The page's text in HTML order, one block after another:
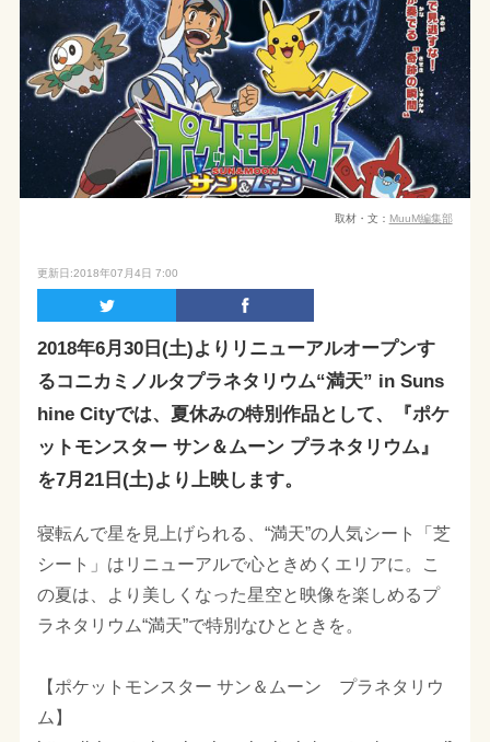
取材・文： MuuM編集部
更新日:2018年07月4日 7:00
2018年6月30日(土)よりリニューアルオープンす
るコニカミノルタプラネタリウム“満天” in Suns
hine Cityでは、夏休みの特別作品として、『ポケ
ットモンスター サン＆ムーン プラネタリウム』
を7月21日(土)より上映します。
寝転んで星を見上げられる、“満天”の人気シート「芝
シート」はリニューアルで心ときめくエリアに。こ
の夏は、より美しくなった星空と映像を楽しめるプ
ラネタリウム“満天”で特別なひとときを。
【ポケットモンスター サン＆ムーン プラネタリウ
ム】